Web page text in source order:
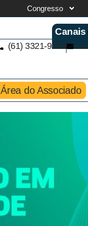
Congresso
Canais
(61) 3321-9563
Área do Associado